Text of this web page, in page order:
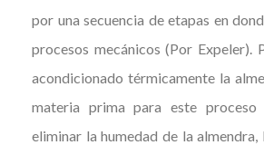
por una secuencia de etapas en
procesos mecánicos (Por Expeler).
acondicionado térmicamente la
materia prima para este proceso
eliminar la humedad de la